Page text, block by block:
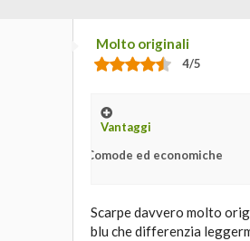
Molto originali
4/5
Vantaggi
Comode ed economiche
Scarpe davvero molto
blu che differenzia